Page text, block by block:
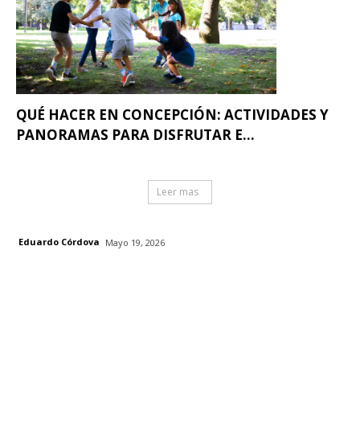
QUÉ HACER EN CONCEPCIÓN: ACTIVIDADES Y
PANORAMAS PARA DISFRUTAR E...
Leer mas
Eduardo Córdova Mayo 19, 2026